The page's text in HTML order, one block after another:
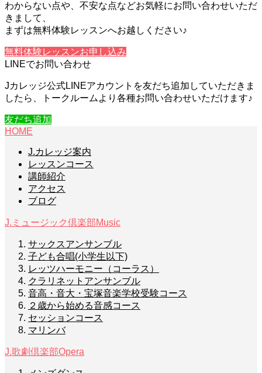
わからない点や、不安な点などお気軽にお問い合わせいただ
きまして、
まずは無料体験レッスンへお越しください♪
無料体験レッスンお申し込み
LINEでお問い合わせ
Jカレッジ公式LINEアカウントを友だち追加していただきま
したら、トークルームより各種お問い合わせいただけます♪
友だち追加
HOME
J.カレッジ案内
レッスンコース
講師紹介
アクセス
ブログ
J.ミュージック倶楽部Music
サックスアンサンブル
子ども合唱(小学生以下)
レッツハーモニー（コーラス）
クラリネットアンサンブル
音高・音大・宝塚音楽学校受験コース
２歳から始める音感コース
セッションコース
マリンバ
J.歌劇倶楽部Opera